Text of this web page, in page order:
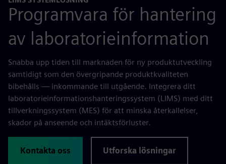
Programvara för hantering
av laboratorieinformation
Snabba upp tiden till marknaden för ny produktutveckling
samtidigt som den övergripande produktkvaliteten
bibehålls — inkommande till utgående. Integrera ditt
laboratorieinformationshanteringssystem (LIMS) med ditt
tillverkningssystem (MES) för att minska återkallelser,
skador på anseende och intäktsförluster.
Kontakta oss Utforska lösningar